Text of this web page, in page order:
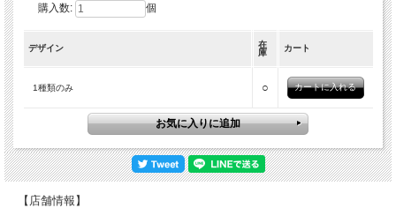
購入数: 個
デザイン
在
庫
カート
1種類のみ ○
【店舗情報】